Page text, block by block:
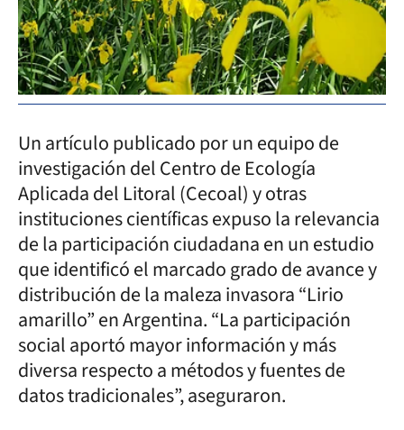
Un artículo publicado por un equipo de
investigación del Centro de Ecología
Aplicada del Litoral (Cecoal) y otras
instituciones científicas expuso la relevancia
de la participación ciudadana en un estudio
que identificó el marcado grado de avance y
distribución de la maleza invasora “Lirio
amarillo” en Argentina. “La participación
social aportó mayor información y más
diversa respecto a métodos y fuentes de
datos tradicionales”, aseguraron.